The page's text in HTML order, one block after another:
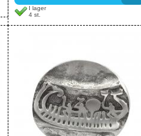
I lager
4 st.